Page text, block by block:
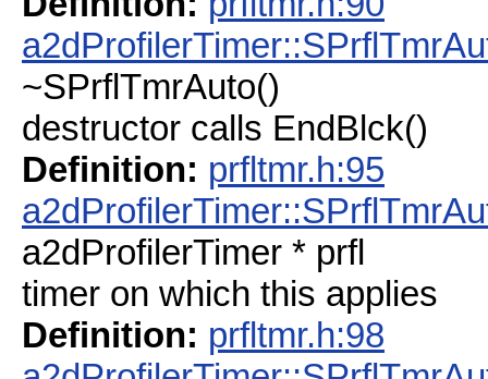
~SPrflTmrAuto()
destructor calls EndBlck()
Definition: prfltmr.h:95
a2dProfilerTimer * prfl
timer on which this applies
Definition: prfltmr.h:98